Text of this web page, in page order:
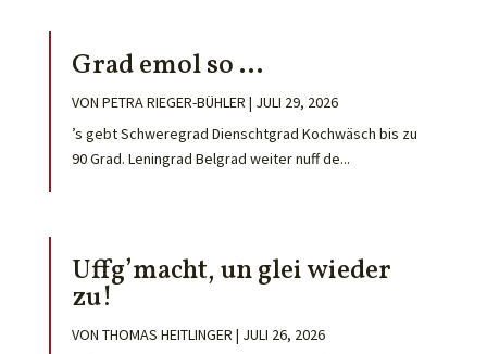
Grad emol so …
VON PETRA RIEGER-BÜHLER | JULI 29, 2026
’s gebt Schweregrad Dienschtgrad Kochwäsch bis zu
90 Grad. Leningrad Belgrad weiter nuff de...
Uffg’macht, un glei wieder
zu!
VON THOMAS HEITLINGER | JULI 26, 2026